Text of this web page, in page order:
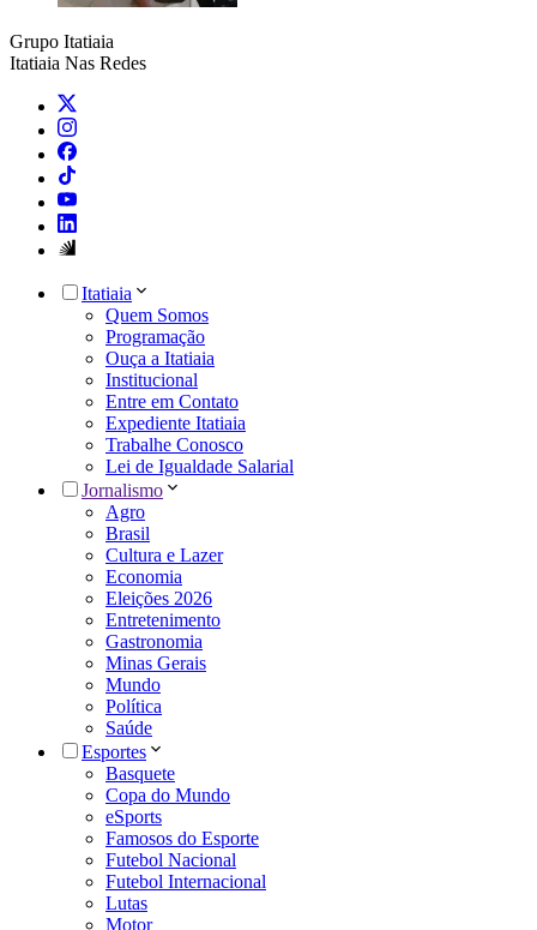
Grupo Itatiaia
Itatiaia Nas Redes
Itatiaia
Quem Somos
Programação
Ouça a Itatiaia
Institucional
Entre em Contato
Expediente Itatiaia
Trabalhe Conosco
Lei de Igualdade Salarial
Jornalismo
Agro
Brasil
Cultura e Lazer
Economia
Eleições 2026
Entretenimento
Gastronomia
Minas Gerais
Mundo
Política
Saúde
Esportes
Basquete
Copa do Mundo
eSports
Famosos do Esporte
Futebol Nacional
Futebol Internacional
Lutas
Motor